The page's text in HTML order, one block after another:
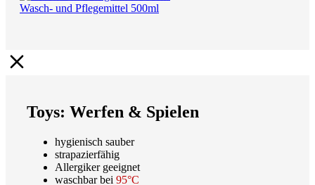
Wasch- und Pflegemittel 500ml
Toys: Werfen & Spielen
hygienisch sauber
strapazierfähig
Allergiker geeignet
waschbar bei 95°C